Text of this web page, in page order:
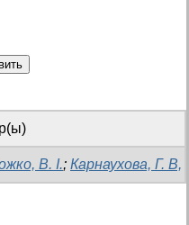
В. І.; Карнаухова, Г. В,